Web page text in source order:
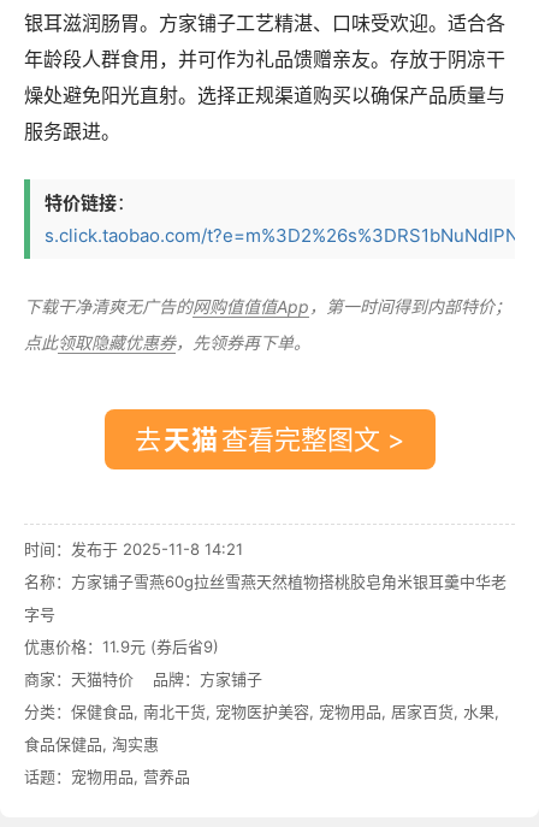
银耳滋润肠胃。方家铺子工艺精湛、口味受欢迎。适合各
年龄段人群食用，并可作为礼品馈赠亲友。存放于阴凉干
燥处避免阳光直射。选择正规渠道购买以确保产品质量与
服务跟进。
特价链接：
s.click.taobao.com/
下载干净清爽无广告的网购值值值App ，第一时间得到内部特价；
点此领取隐藏优惠券，先领券再下单。
去 查看完整图文 >
时间：发布于 2025-11-8 14:21
名称： 方家铺子雪燕60g拉丝雪燕天然植物搭桃胶皂角米银耳羹中华老
字号
优惠价格： 11.9元 (券后省9)
商家： 天猫特价 品牌： 方家铺子
分类： 保健食品, 南北干货, 宠物医护美容, 宠物用品, 居家百货, 水果,
食品保健品, 淘实惠
话题： 宠物用品, 营养品